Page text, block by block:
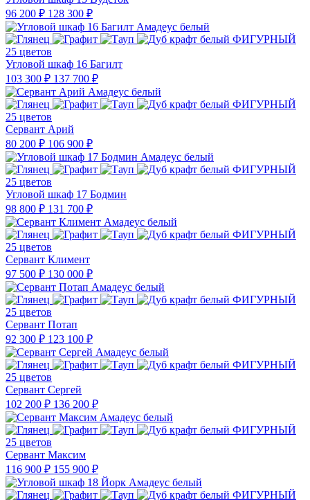
96 200 ₽ 128 300 ₽
25 цветов
Угловой шкаф 16 Багилт
103 300 ₽ 137 700 ₽
25 цветов
Сервант Арий
80 200 ₽ 106 900 ₽
25 цветов
Угловой шкаф 17 Бодмин
98 800 ₽ 131 700 ₽
25 цветов
Сервант Климент
97 500 ₽ 130 000 ₽
25 цветов
Сервант Потап
92 300 ₽ 123 100 ₽
25 цветов
Сервант Сергей
102 200 ₽ 136 200 ₽
25 цветов
Сервант Максим
116 900 ₽ 155 900 ₽